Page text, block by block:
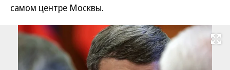
самом центре Москвы.
Развернуть